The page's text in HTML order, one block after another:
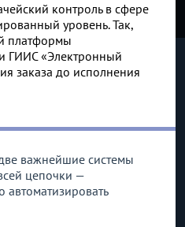
контроль в сфере
уровень. Так,
платформы
ГИИС «Электронный
заказа до исполнения
важнейшие системы
цепочки —